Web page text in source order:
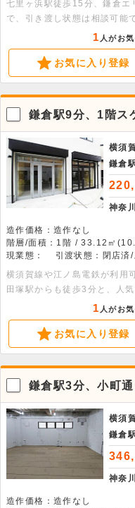
七里ヶ浜駅徒歩15分、鎌倉
で、引き渡し状態は相談可能
ついてはお問い合わせくださ
1 人がお
お気に入り登録
鎌倉駅9分、1階ス
横須
鎌倉
神奈
造作価格：造作なし
階層/面積：1階 / 33.12㎡
現業態：
引渡状態：閉店済
横須賀線や江ノ島電鉄が利用
田塚駅からも徒歩3分と、人
交差点近くで視認性も良好
坪です。室内はスケルトン仕
お問い合わせください。
1 人がお
お気に入り登録
鎌倉駅3分、小町
横須
鎌倉
神奈
造作価格：造作なし